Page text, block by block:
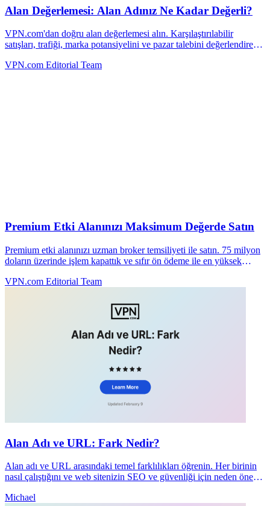
Alan Değerlemesi: Alan Adınız Ne Kadar Değerli?
VPN.com'dan doğru alan değerlemesi alın. Karşılaştırılabilir
satışları, trafiği, marka potansiyelini ve pazar talebini değerlendirerek
VPN.com Editorial Team
Premium Etki Alanınızı Maksimum Değerde Satın
Premium etki alanınızı uzman broker temsiliyeti ile satın. 75 milyon
doların üzerinde işlem kapattık ve sıfır ön ödeme ile en yüksek
VPN.com Editorial Team
Alan Adı ve URL: Fark Nedir?
Alan adı ve URL arasındaki temel farklılıkları öğrenin. Her birinin
nasıl çalıştığını ve web sitenizin SEO ve güvenliği için neden önemli
Michael